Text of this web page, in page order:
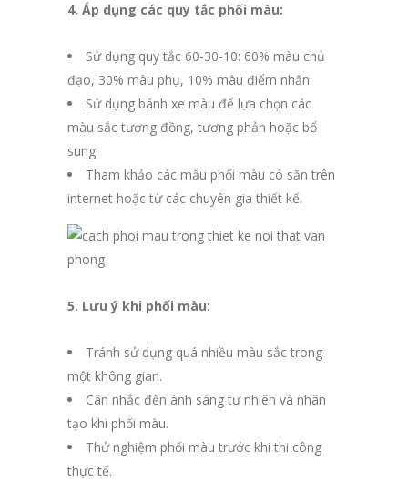
4. Áp dụng các quy tắc phối màu:
Sử dụng quy tắc 60-30-10: 60% màu chủ
đạo, 30% màu phụ, 10% màu điểm nhấn.
Sử dụng bánh xe màu để lựa chọn các
màu sắc tương đồng, tương phản hoặc bổ
sung.
Tham khảo các mẫu phối màu có sẵn trên
internet hoặc từ các chuyên gia thiết kế.
5. Lưu ý khi phối màu:
Tránh sử dụng quá nhiều màu sắc trong
một không gian.
Cân nhắc đến ánh sáng tự nhiên và nhân
tạo khi phối màu.
Thử nghiệm phối màu trước khi thi công
thực tế.